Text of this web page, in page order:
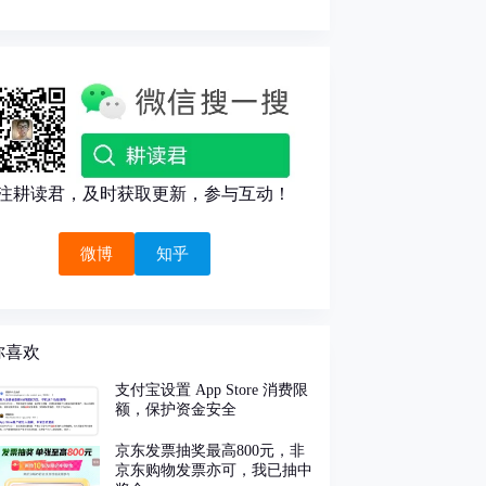
耕读君，及时获取更新，参与互动！
微博 知乎
喜欢
支付宝设置 App Store 消费限
额，保护资金安全
京东发票抽奖最高800元，非
京东购物发票亦可，我已抽中